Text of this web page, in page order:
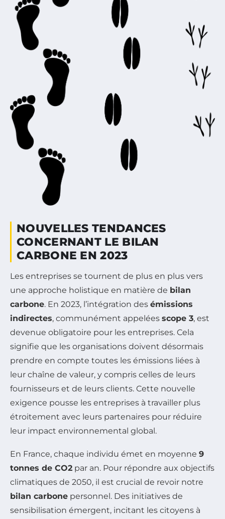
NOUVELLES TENDANCES
CONCERNANT LE BILAN
CARBONE EN 2023
Les entreprises se tournent de plus en plus vers
une approche holistique en matière de bilan
carbone. En 2023, l’intégration des émissions
indirectes, communément appelées scope 3, est
devenue obligatoire pour les entreprises. Cela
signifie que les organisations doivent désormais
prendre en compte toutes les émissions liées à
leur chaîne de valeur, y compris celles de leurs
fournisseurs et de leurs clients. Cette nouvelle
exigence pousse les entreprises à travailler plus
étroitement avec leurs partenaires pour réduire
leur impact environnemental global.
En France, chaque individu émet en moyenne 9
tonnes de CO2 par an. Pour répondre aux objectifs
climatiques de 2050, il est crucial de revoir notre
bilan carbone personnel. Des initiatives de
sensibilisation émergent, incitant les citoyens à